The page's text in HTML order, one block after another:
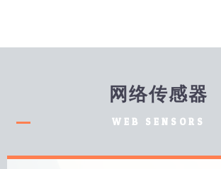
网络传感器
WEB SENSORS